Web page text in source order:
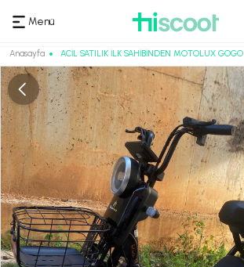
Menü
Anasayfa ACİL SATILIK İLK SAHİBİNDEN MOTOLUX GOGO